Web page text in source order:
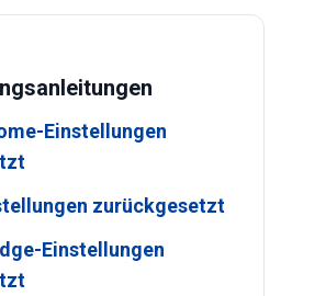
Einstellungen
zurückgesetzt
Einstellungen